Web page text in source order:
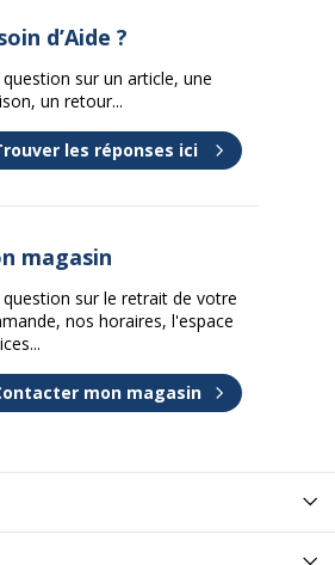
d’Aide ?
sur un article, une
un retour...
les réponses ici
magasin
question sur le retrait de votre
nos horaires, l'espace
mon magasin